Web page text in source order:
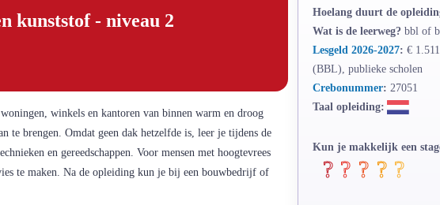
kunststof - niveau 2
winkels en kantoren van binnen warm en droog
te brengen. Omdat geen dak hetzelfde is, leer je tijdens de
en gereedschappen. Voor mensen met hoogtevrees
te maken. Na de opleiding kun je bij een bouwbedrijf of
Hoelang duurt de
Wat is de leerweg? bbl of
Lesgeld 2026-2027: €
(BBL), publieke scholen
Crebonummer: 27051
Taal opleiding:
Kun je makkelijk een